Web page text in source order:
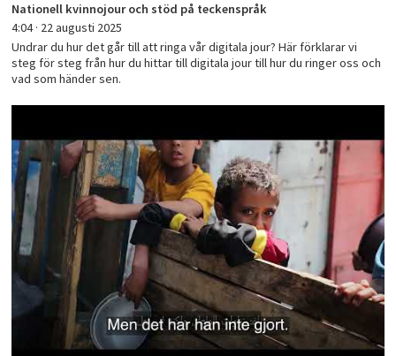
Nationell kvinnojour och stöd på teckenspråk
4:04 · 22 augusti 2025
Undrar du hur det går till att ringa vår digitala jour? Här förklarar vi
steg för steg från hur du hittar till digitala jour till hur du ringer oss och
vad som händer sen.